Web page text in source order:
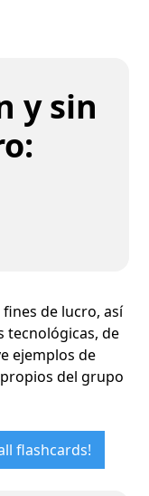
y sin
de lucro, así
tecnológicas, de
ejemplos de
del grupo
flashcards!